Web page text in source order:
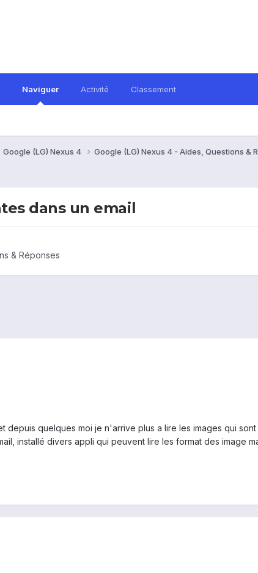
Naviguer Activité Classement
Google (LG) Nexus 4
Google (LG) Nexus 4 - Aides, Questions &
dans un email
& Réponses
depuis quelques moi je n'arrive plus a lire les images qui
installé divers appli qui peuvent lire les format des image